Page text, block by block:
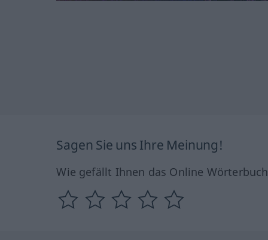
Sagen Sie uns Ihre Meinung!
Wie gefällt Ihnen das Online